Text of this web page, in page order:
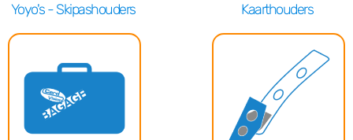
Yoyo's - Skipashouders Kaarthouders